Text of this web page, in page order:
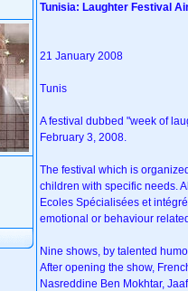
Tunisia: Laughter Festival
21 January 2008
Tunis
A festival dubbed "week of
February 3, 2008.
The festival which is
children with specific needs.
Ecoles Spécialisées et
emotional or behaviour
Nine shows, by talented
After opening the show,
Nasreddine Ben Mokhtar,